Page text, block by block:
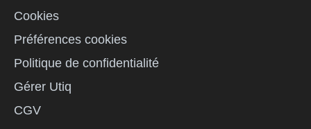
Cookies
Préférences cookies
Politique de confidentialité
Gérer Utiq
CGV